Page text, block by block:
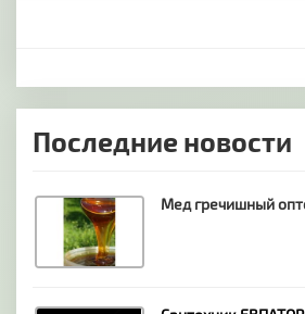
Последние новости
Мед гречишный